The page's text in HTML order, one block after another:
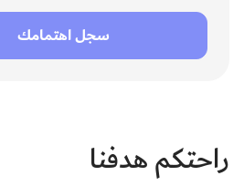
وطمأنينة. بتشطيبات عصرية ومساحة
للأفراد الباحثين عن الراحة والجودة.
سجل اهتمامك
راحتكم هدفنا